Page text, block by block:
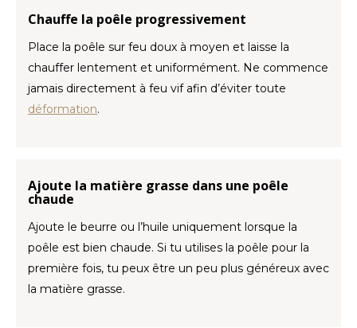
Chauffe la poêle progressivement
Place la poêle sur feu doux à moyen et laisse la
chauffer lentement et uniformément. Ne commence
jamais directement à feu vif afin d’éviter toute
déformation.
Ajoute la matière grasse dans une poêle
chaude
Ajoute le beurre ou l’huile uniquement lorsque la
poêle est bien chaude. Si tu utilises la poêle pour la
première fois, tu peux être un peu plus généreux avec
la matière grasse.